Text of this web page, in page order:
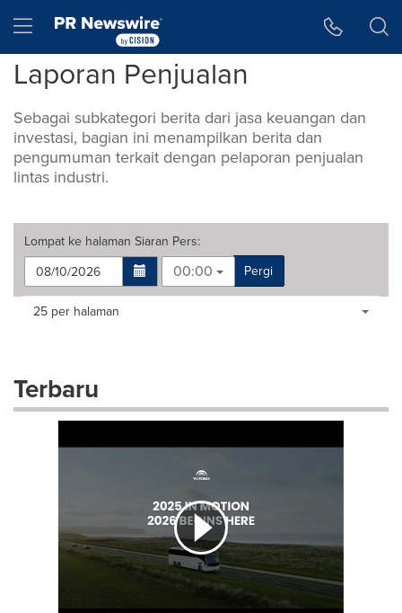
Hamburger menu
Laporan Penjualan
Sebagai subkategori berita dari jasa keuangan dan
investasi, bagian ini menampilkan berita dan
pengumuman terkait dengan pelaporan penjualan
lintas industri.
Lompat ke halaman Siaran Pers:
00:00
Pergi
Making
dropdown
will
content
change.
update
Items per page:
25 per halaman
Terbaru